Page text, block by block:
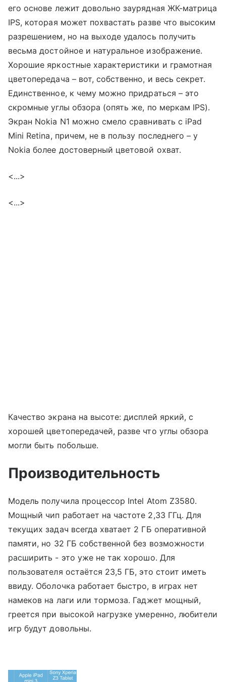
его основе лежит довольно заурядная ЖК-матрица
IPS, которая может похвастать разве что высоким
разрешением, но на выходе удалось получить
весьма достойное и натуральное изображение.
Хорошие яркостные характеристики и грамотная
цветопередача – вот, собственно, и весь секрет.
Единственное, к чему можно придраться – это
скромные углы обзора (опять же, по меркам IPS).
Экран Nokia N1 можно смело сравнивать с iPad
Mini Retina, причем, не в пользу последнего – у
Nokia более достоверный цветовой охват.
<...>
<...>
Качество экрана на высоте: дисплей яркий, с
хорошей цветопередачей, разве что углы обзора
могли быть побольше.
Производительность
Модель получила процессор Intel Atom Z3580.
Мощный чип работает на частоте 2,33 ГГц. Для
текущих задач всегда хватает 2 ГБ оперативной
памяти, но 32 ГБ собственной без возможности
расширить - это уже не так хорошо. Для
пользователя остаётся 23,5 ГБ, это стоит иметь
ввиду. Оболочка работает быстро, в играх нет
намеков на лаги или тормоза. Гаджет мощный,
греется при высокой нагрузке умеренно, любители
игр будут довольны.